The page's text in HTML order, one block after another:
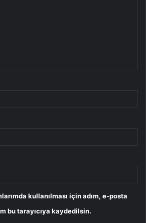
kullanılması için adım, e-posta
bu tarayıcıya kaydedilsin.